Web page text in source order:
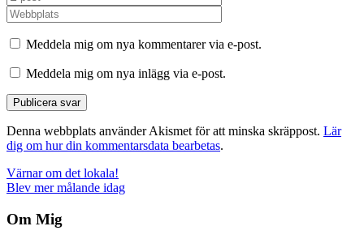
Meddela mig om nya kommentarer via e-post.
Meddela mig om nya inlägg via e-post.
Denna webbplats använder Akismet för att minska skräppost. Lär
dig om hur din kommentarsdata bearbetas.
Inläggsnavigering
Värnar om det lokala!
Blev mer målande idag
Om Mig